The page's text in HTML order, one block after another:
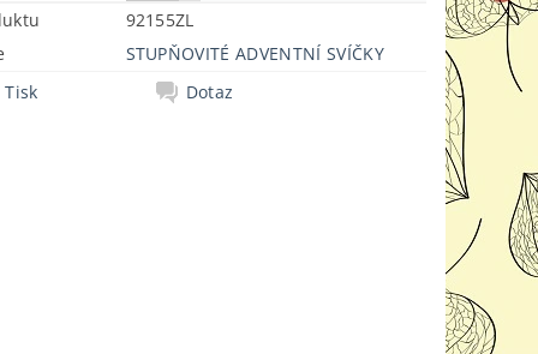
92155ZL
STUPŇOVITÉ ADVENTNÍ SVÍČKY
Tisk
Dotaz